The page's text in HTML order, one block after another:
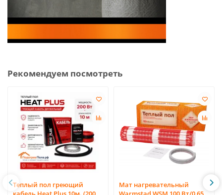
Рекомендуем посмотреть
Теплый пол греющий
Мат нагревательный